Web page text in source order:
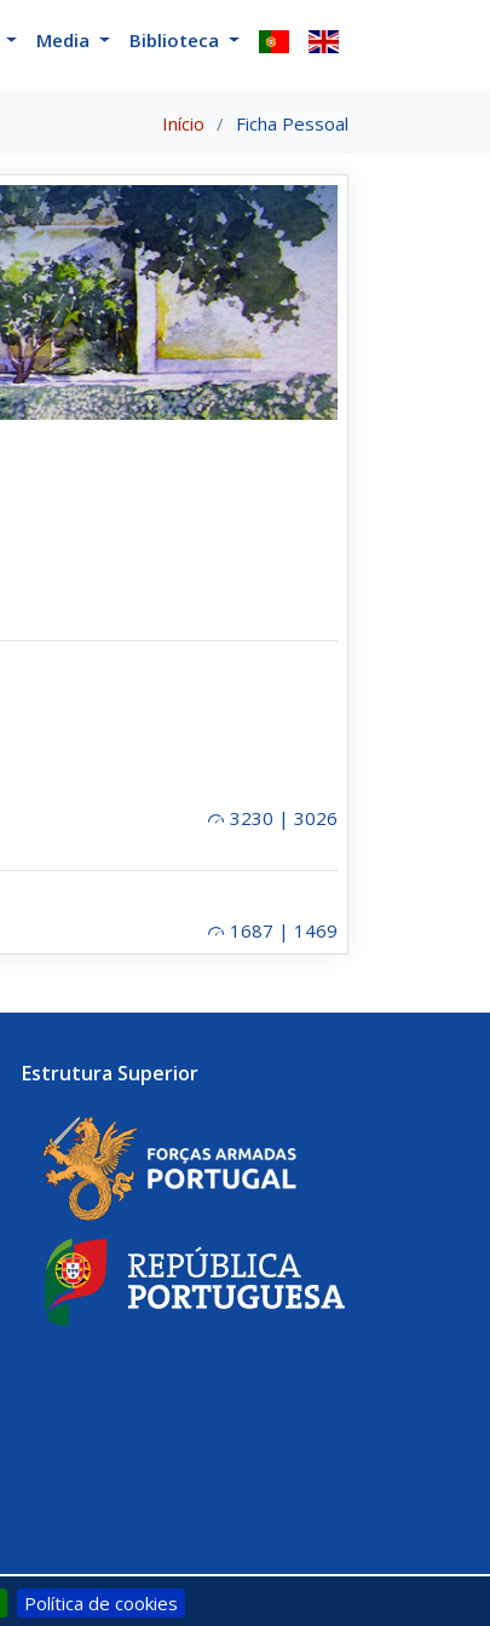
Política de cookies
Media Biblioteca
Início Ficha Pessoal
3230 | 3026
1687 | 1469
Estrutura Superior